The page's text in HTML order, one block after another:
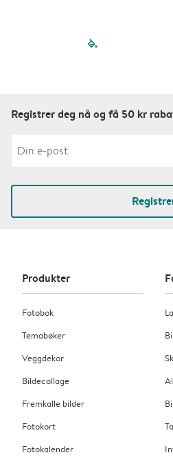
filled-
Registrer deg nå og få 50 kr
Produkter
Fotobok
Temabøker
Veggdekor
Bildecollage
Fremkalle bilder
Fotokort
Fotokalender